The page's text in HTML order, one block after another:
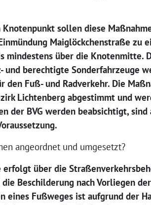
Knotenpunkt sollen diese
Maiglöckchenstraße zu
mindestens über die Knotenmitte.
und berechtigte Sonderfahrzeuge
den Fuß- und Radverkehr. Die
Lichtenberg abgestimmt und
der BVG werden beabsichtigt,
angeordnet und umgesetzt?
erfolgt über die
Beschilderung nach Vorliegen
eines Fußweges ist aufgrund der